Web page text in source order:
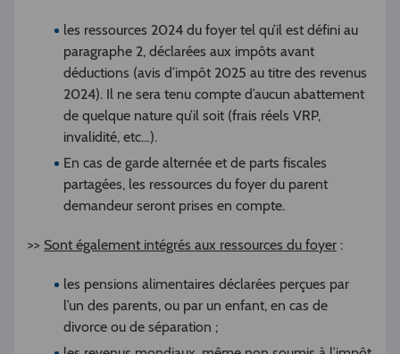
les ressources 2024 du foyer tel qu’il est défini au
paragraphe 2, déclarées aux impôts avant
déductions (avis d’impôt 2025 au titre des revenus
2024). Il ne sera tenu compte d’aucun abattement
de quelque nature qu’il soit (frais réels VRP,
invalidité, etc…).
En cas de garde alternée et de parts fiscales
partagées, les ressources du foyer du parent
demandeur seront prises en compte.
>> Sont également intégrés aux ressources du foyer :
les pensions alimentaires déclarées perçues par
l’un des parents, ou par un enfant, en cas de
divorce ou de séparation ;